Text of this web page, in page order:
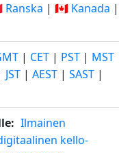
Ranska | 🇨🇦 Kanada |
| CET | PST | MST
JST | AEST | SAST |
Ilmainen
kello-